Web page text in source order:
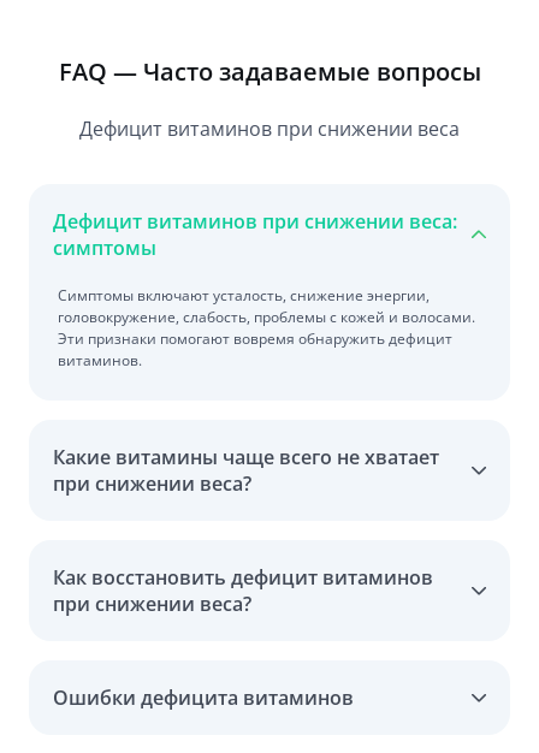
FAQ — Часто задаваемые вопросы
Дефицит витаминов при снижении веса
Дефицит витаминов при снижении веса:
симптомы
Симптомы включают усталость, снижение энергии,
головокружение, слабость, проблемы с кожей и волосами.
Эти признаки помогают вовремя обнаружить дефицит
витаминов.
Какие витамины чаще всего не хватает
при снижении веса?
Как восстановить дефицит витаминов
при снижении веса?
Ошибки дефицита витаминов